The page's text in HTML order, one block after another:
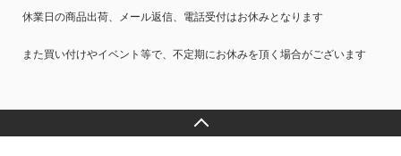
休業日の商品出荷、メール返信、電話受付はお休みとなります
また買い付けやイベント等で、不定期にお休みを頂く場合がございます